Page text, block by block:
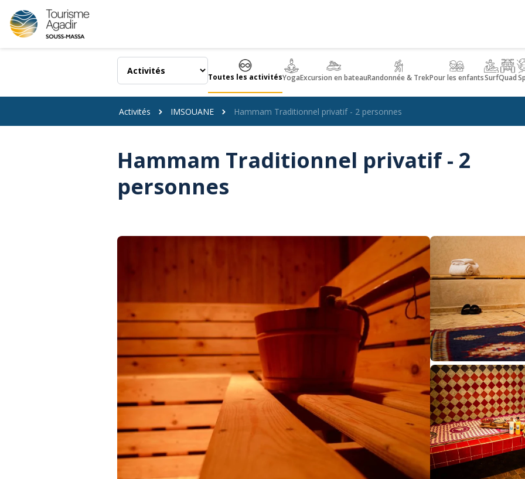
Panneau de gestion des cookies
Toutes les activitésYogaExcursion en bateauRandonnée & TrekPour les enfantsSurfQuad
Activités IMSOUANE Hammam Traditionnel privatif - 2 personnes
Hammam Traditionnel privatif - 2
personnes